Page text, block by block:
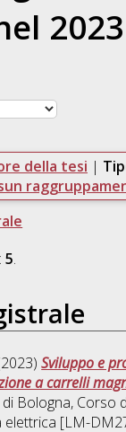
2023
della tesi |
5.
Sviluppo e
a carrelli
Bologna, Corso
elettrica [LM-